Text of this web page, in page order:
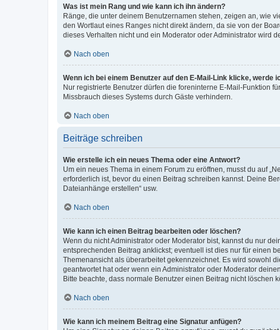
Was ist mein Rang und wie kann ich ihn ändern?
Ränge, die unter deinem Benutzernamen stehen, zeigen an, wie
den Wortlaut eines Ranges nicht direkt ändern, da sie von der
dieses Verhalten nicht und ein Moderator oder Administrator wird
Nach oben
Wenn ich bei einem Benutzer auf den E-Mail-Link klicke, werde
Nur registrierte Benutzer dürfen die foreninterne E-Mail-Funktion
Missbrauch dieses Systems durch Gäste verhindern.
Nach oben
Beiträge schreiben
Wie erstelle ich ein neues Thema oder eine Antwort?
Um ein neues Thema in einem Forum zu eröffnen, musst du auf
erforderlich ist, bevor du einen Beitrag schreiben kannst. Deine
Dateianhänge erstellen“ usw.
Nach oben
Wie kann ich einen Beitrag bearbeiten oder löschen?
Wenn du nicht Administrator oder Moderator bist, kannst du nur
entsprechenden Beitrag anklickst; eventuell ist dies nur für einen
Themenansicht als überarbeitet gekennzeichnet. Es wird sowohl
geantwortet hat oder wenn ein Administrator oder Moderator
Bitte beachte, dass normale Benutzer einen Beitrag nicht löschen
Nach oben
Wie kann ich meinem Beitrag eine Signatur anfügen?